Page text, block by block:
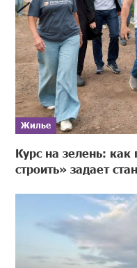
Жилье
Курс на зелень: как
строить» задает